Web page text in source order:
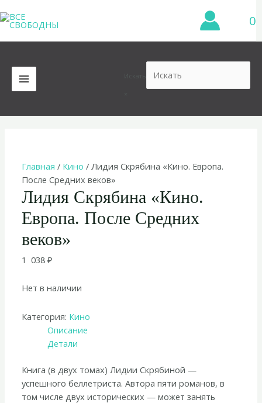
к
содержимому
0
MAIN
MENU
Главная / Кино / Лидия Скрябина «Кино. Европа.
После Средних веков»
Лидия Скрябина «Кино.
Европа. После Средних
веков»
1 038₽
Нет в наличии
Категория: Кино
Описание
Детали
Книга (в двух томах) Лидии Скрябиной —
успешного беллетриста. Автора пяти романов, в
том числе двух исторических — может занять